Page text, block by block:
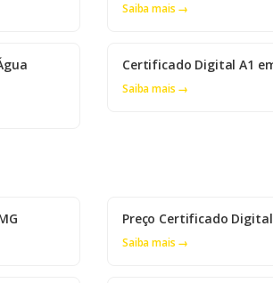
Saiba mais →
Certificado Digital A1
Saiba mais →
Preço Certificado Digital
Saiba mais →